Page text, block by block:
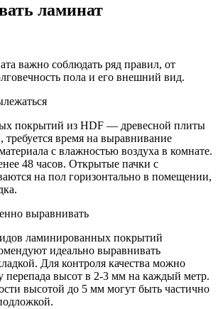
ламинат
важно соблюдать ряд правил, от
пола и его внешний вид.
покрытий из HDF — древесной плиты
требуется время на выравнивание
с влажностью воздуха в комнате.
48 часов. Открытые пачки с
на пол горизонтально в помещении,
выравнивать
ламинированных покрытий
идеально выравнивать
Для контроля качества можно
перепада высот в 2-3 мм на каждый метр.
высотой до 5 мм могут быть частично